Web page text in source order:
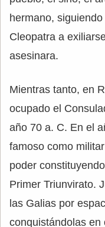
hermano,
Cleopatra a
asesinara.
Mientras tanto, en
ocupado el
año 70 a. C. En el
famoso como
poder
Primer Triunvirato.
las Galias por
conquistándolas en